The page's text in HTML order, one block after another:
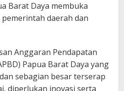
Barat Daya membuka
daerah dan
Anggaran Pendapatan
Papua Barat Daya yang
sebagian besar terserap
diperlukan inovasi serta